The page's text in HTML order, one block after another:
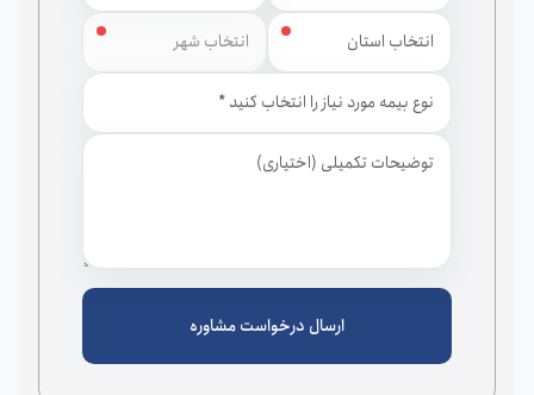
استان شهر
ارسال درخواست مشاوره